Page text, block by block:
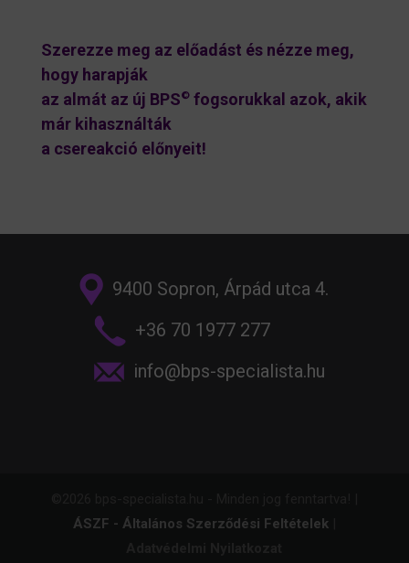
Szerezze meg az előadást és nézze meg,
hogy harapják
az almát az új BPS©fogsorukkal azok, akik
már kihasználták
a csereakció előnyeit!
9400 Sopron, Árpád utca 4.
+36 70 1977 277
info@bps-specialista.hu
ÁSZF - Általános Szerződési Feltételek|